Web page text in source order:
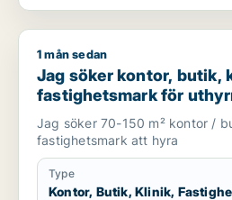
Jag söker kontor, butik, klinik
1 mån sedan
Jag söker kontor, butik,
fastighetsmark för
Centrum, Kirseberg eller
Jag söker 70-150 m² kontor /
fastighetsmark att hyra
Type
Kontor, Butik, Klinik,